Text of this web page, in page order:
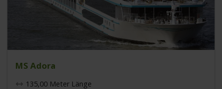
MS Adora
135,00 Meter Länge